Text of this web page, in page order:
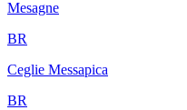
Mesagne
BR
Ceglie Messapica
BR